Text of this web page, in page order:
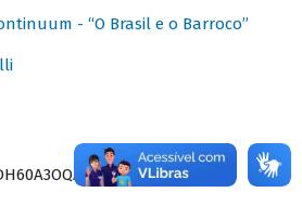
- “O Brasil e o Barroco”